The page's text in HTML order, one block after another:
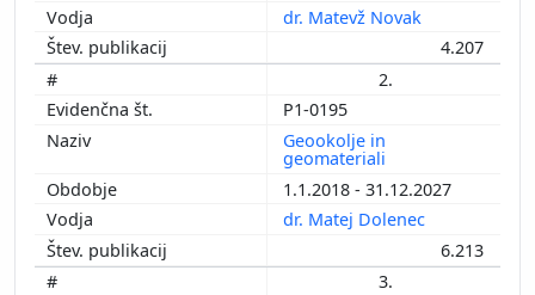
dr. Matevž Novak
4.207
2.
P1-0195
Geookolje in
geomateriali
1.1.2018 - 31.12.2027
dr. Matej Dolenec
6.213
3.